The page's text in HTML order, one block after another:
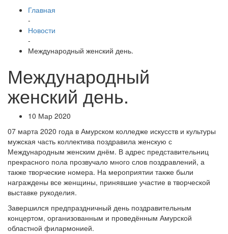
Главная
-
Новости
-
Международный женский день.
Международный
женский день.
10 Мар 2020
07 марта 2020 года в Амурском колледже искусств и культуры
мужская часть коллектива поздравила женскую с
Международным женским днём. В адрес представительниц
прекрасного пола прозвучало много слов поздравлений, а
также творческие номера. На мероприятии также были
награждены все женщины, принявшие участие в творческой
выставке рукоделия.
Завершился предпраздничный день поздравительным
концертом, организованным и проведённым Амурской
областной филармонией.